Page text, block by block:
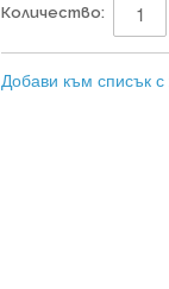
Количество:
Добави към списък